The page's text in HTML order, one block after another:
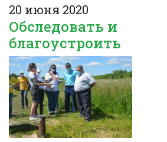
20 июня 2020
Обследовать и
благоустроить